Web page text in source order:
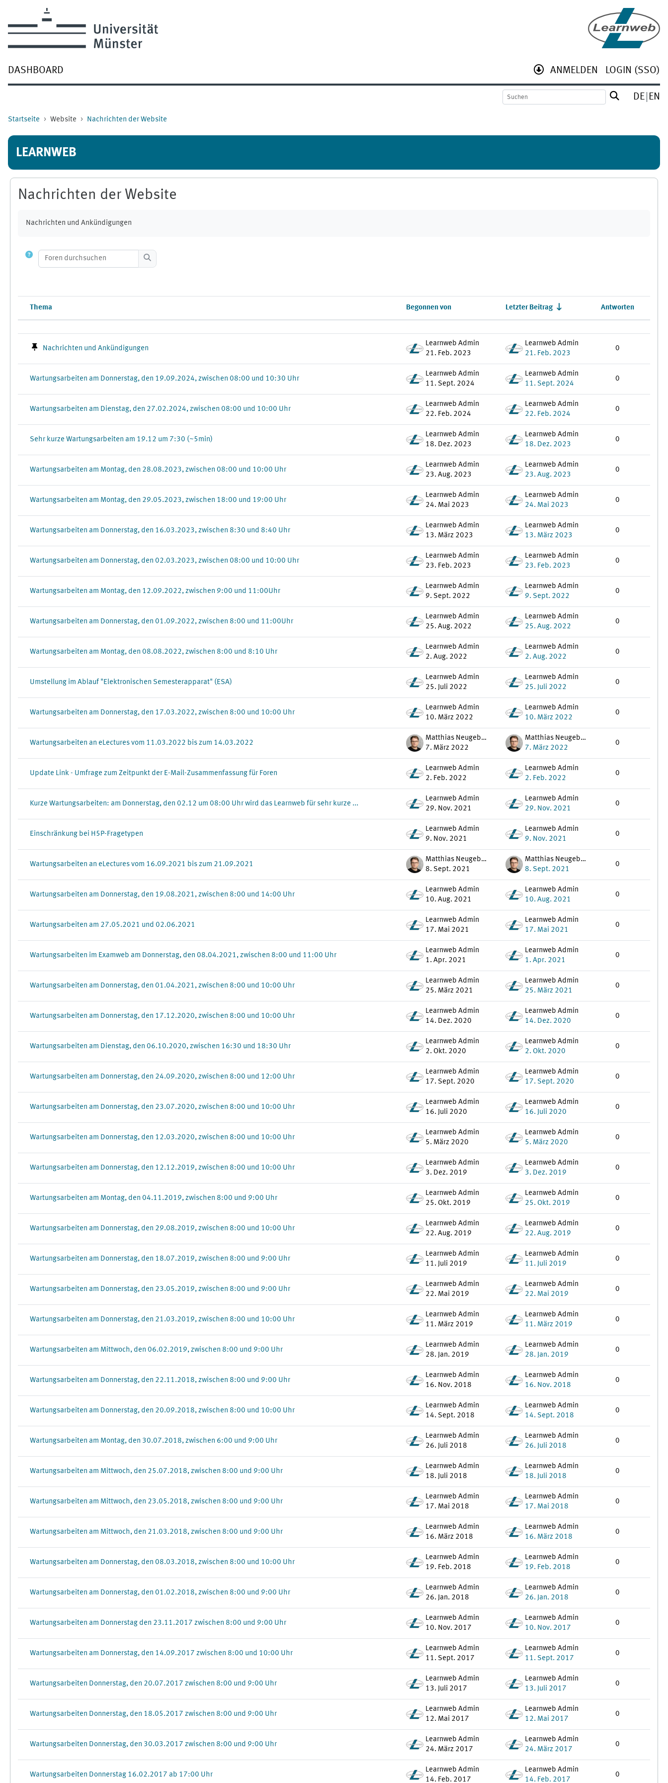
DASHBOARD ANMELDEN LOGIN (SSO)
DE EN
Startseite Website Nachrichten der Website
LEARNWEB
Nachrichten der Website
Nachrichten und Ankündigungen
Foren durchsuchen
Foren durchsuchen
Liste der Themen - 100 von 100
Status
Thema Begonnen von Letzter Beitrag
Antworten
Nachrichten und Ankündigungen
Learnweb Admin
21. Feb. 2023
Learnweb Admin
21. Feb. 2023
0
Wartungsarbeiten am Donnerstag, den 19.09.2024, zwischen 08:00 und 10:30 Uhr
Learnweb Admin
11. Sept. 2024
Learnweb Admin
11. Sept. 2024
0
Wartungsarbeiten am Dienstag, den 27.02.2024, zwischen 08:00 und 10:00 Uhr
Learnweb Admin
22. Feb. 2024
Learnweb Admin
22. Feb. 2024
0
Sehr kurze Wartungsarbeiten am 19.12 um 7:30 (~5min)
Learnweb Admin
18. Dez. 2023
Learnweb Admin
18. Dez. 2023
0
Wartungsarbeiten am Montag, den 28.08.2023, zwischen 08:00 und 10:00 Uhr
Learnweb Admin
23. Aug. 2023
Learnweb Admin
23. Aug. 2023
0
Wartungsarbeiten am Montag, den 29.05.2023, zwischen 18:00 und 19:00 Uhr
Learnweb Admin
24. Mai 2023
Learnweb Admin
24. Mai 2023
0
Wartungsarbeiten am Donnerstag, den 16.03.2023, zwischen 8:30 und 8:40 Uhr
Learnweb Admin
13. März 2023
Learnweb Admin
13. März 2023
0
Wartungsarbeiten am Donnerstag, den 02.03.2023, zwischen 08:00 und 10:00 Uhr
Learnweb Admin
23. Feb. 2023
Learnweb Admin
23. Feb. 2023
0
Wartungsarbeiten am Montag, den 12.09.2022, zwischen 9:00 und 11:00Uhr
Learnweb Admin
9. Sept. 2022
Learnweb Admin
9. Sept. 2022
0
Wartungsarbeiten am Donnerstag, den 01.09.2022, zwischen 8:00 und 11:00Uhr
Learnweb Admin
25. Aug. 2022
Learnweb Admin
25. Aug. 2022
0
Wartungsarbeiten am Montag, den 08.08.2022, zwischen 8:00 und 8:10 Uhr
Learnweb Admin
2. Aug. 2022
Learnweb Admin
2. Aug. 2022
0
Umstellung im Ablauf "Elektronischen Semesterapparat" (ESA)
Learnweb Admin
25. Juli 2022
Learnweb Admin
25. Juli 2022
0
Wartungsarbeiten am Donnerstag, den 17.03.2022, zwischen 8:00 und 10:00 Uhr
Learnweb Admin
10. März 2022
Learnweb Admin
10. März 2022
0
Wartungsarbeiten an eLectures vom 11.03.2022 bis zum 14.03.2022
Matthias Neugebauer
7. März 2022
Matthias Neugebauer
7. März 2022
0
Update Link - Umfrage zum Zeitpunkt der E-Mail-Zusammenfassung für Foren
Learnweb Admin
2. Feb. 2022
Learnweb Admin
2. Feb. 2022
0
Kurze Wartungsarbeiten: am Donnerstag, den 02.12 um 08:00 Uhr wird das Learnweb für sehr kurze ...
Learnweb Admin
29. Nov. 2021
Learnweb Admin
29. Nov. 2021
0
Einschränkung bei H5P-Fragetypen
Learnweb Admin
9. Nov. 2021
Learnweb Admin
9. Nov. 2021
0
Wartungsarbeiten an eLectures vom 16.09.2021 bis zum 21.09.2021
Matthias Neugebauer
8. Sept. 2021
Matthias Neugebauer
8. Sept. 2021
0
Wartungsarbeiten am Donnerstag, den 19.08.2021, zwischen 8:00 und 14:00 Uhr
Learnweb Admin
10. Aug. 2021
Learnweb Admin
10. Aug. 2021
0
Wartungsarbeiten am 27.05.2021 und 02.06.2021
Learnweb Admin
17. Mai 2021
Learnweb Admin
17. Mai 2021
0
Wartungsarbeiten im Examweb am Donnerstag, den 08.04.2021, zwischen 8:00 und 11:00 Uhr
Learnweb Admin
1. Apr. 2021
Learnweb Admin
1. Apr. 2021
0
Wartungsarbeiten am Donnerstag, den 01.04.2021, zwischen 8:00 und 10:00 Uhr
Learnweb Admin
25. März 2021
Learnweb Admin
25. März 2021
0
Wartungsarbeiten am Donnerstag, den 17.12.2020, zwischen 8:00 und 10:00 Uhr
Learnweb Admin
14. Dez. 2020
Learnweb Admin
14. Dez. 2020
0
Wartungsarbeiten am Dienstag, den 06.10.2020, zwischen 16:30 und 18:30 Uhr
Learnweb Admin
2. Okt. 2020
Learnweb Admin
2. Okt. 2020
0
Wartungsarbeiten am Donnerstag, den 24.09.2020, zwischen 8:00 und 12:00 Uhr
Learnweb Admin
17. Sept. 2020
Learnweb Admin
17. Sept. 2020
0
Wartungsarbeiten am Donnerstag, den 23.07.2020, zwischen 8:00 und 10:00 Uhr
Learnweb Admin
16. Juli 2020
Learnweb Admin
16. Juli 2020
0
Wartungsarbeiten am Donnerstag, den 12.03.2020, zwischen 8:00 und 10:00 Uhr
Learnweb Admin
5. März 2020
Learnweb Admin
5. März 2020
0
Wartungsarbeiten am Donnerstag, den 12.12.2019, zwischen 8:00 und 10:00 Uhr
Learnweb Admin
3. Dez. 2019
Learnweb Admin
3. Dez. 2019
0
Wartungsarbeiten am Montag, den 04.11.2019, zwischen 8:00 und 9:00 Uhr
Learnweb Admin
25. Okt. 2019
Learnweb Admin
25. Okt. 2019
0
Wartungsarbeiten am Donnerstag, den 29.08.2019, zwischen 8:00 und 10:00 Uhr
Learnweb Admin
22. Aug. 2019
Learnweb Admin
22. Aug. 2019
0
Wartungsarbeiten am Donnerstag, den 18.07.2019, zwischen 8:00 und 9:00 Uhr
Learnweb Admin
11. Juli 2019
Learnweb Admin
11. Juli 2019
0
Wartungsarbeiten am Donnerstag, den 23.05.2019, zwischen 8:00 und 9:00 Uhr
Learnweb Admin
22. Mai 2019
Learnweb Admin
22. Mai 2019
0
Wartungsarbeiten am Donnerstag, den 21.03.2019, zwischen 8:00 und 10:00 Uhr
Learnweb Admin
11. März 2019
Learnweb Admin
11. März 2019
0
Wartungsarbeiten am Mittwoch, den 06.02.2019, zwischen 8:00 und 9:00 Uhr
Learnweb Admin
28. Jan. 2019
Learnweb Admin
28. Jan. 2019
0
Wartungsarbeiten am Donnerstag, den 22.11.2018, zwischen 8:00 und 9:00 Uhr
Learnweb Admin
16. Nov. 2018
Learnweb Admin
16. Nov. 2018
0
Wartungsarbeiten am Donnerstag, den 20.09.2018, zwischen 8:00 und 10:00 Uhr
Learnweb Admin
14. Sept. 2018
Learnweb Admin
14. Sept. 2018
0
Wartungsarbeiten am Montag, den 30.07.2018, zwischen 6:00 und 9:00 Uhr
Learnweb Admin
26. Juli 2018
Learnweb Admin
26. Juli 2018
0
Wartungsarbeiten am Mittwoch, den 25.07.2018, zwischen 8:00 und 9:00 Uhr
Learnweb Admin
18. Juli 2018
Learnweb Admin
18. Juli 2018
0
Wartungsarbeiten am Mittwoch, den 23.05.2018, zwischen 8:00 und 9:00 Uhr
Learnweb Admin
17. Mai 2018
Learnweb Admin
17. Mai 2018
0
Wartungsarbeiten am Mittwoch, den 21.03.2018, zwischen 8:00 und 9:00 Uhr
Learnweb Admin
16. März 2018
Learnweb Admin
16. März 2018
0
Wartungsarbeiten am Donnerstag, den 08.03.2018, zwischen 8:00 und 10:00 Uhr
Learnweb Admin
19. Feb. 2018
Learnweb Admin
19. Feb. 2018
0
Wartungsarbeiten am Donnerstag, den 01.02.2018, zwischen 8:00 und 9:00 Uhr
Learnweb Admin
26. Jan. 2018
Learnweb Admin
26. Jan. 2018
0
Wartungsarbeiten am Donnerstag den 23.11.2017 zwischen 8:00 und 9:00 Uhr
Learnweb Admin
10. Nov. 2017
Learnweb Admin
10. Nov. 2017
0
Wartungsarbeiten am Donnerstag, den 14.09.2017 zwischen 8:00 und 10:00 Uhr
Learnweb Admin
11. Sept. 2017
Learnweb Admin
11. Sept. 2017
0
Wartungsarbeiten Donnerstag, den 20.07.2017 zwischen 8:00 und 9:00 Uhr
Learnweb Admin
13. Juli 2017
Learnweb Admin
13. Juli 2017
0
Wartungsarbeiten Donnerstag, den 18.05.2017 zwischen 8:00 und 9:00 Uhr
Learnweb Admin
12. Mai 2017
Learnweb Admin
12. Mai 2017
0
Wartungsarbeiten Donnerstag, den 30.03.2017 zwischen 8:00 und 9:00 Uhr
Learnweb Admin
24. März 2017
Learnweb Admin
24. März 2017
0
Wartungsarbeiten Donnerstag 16.02.2017 ab 17:00 Uhr
Learnweb Admin
14. Feb. 2017
Learnweb Admin
14. Feb. 2017
0